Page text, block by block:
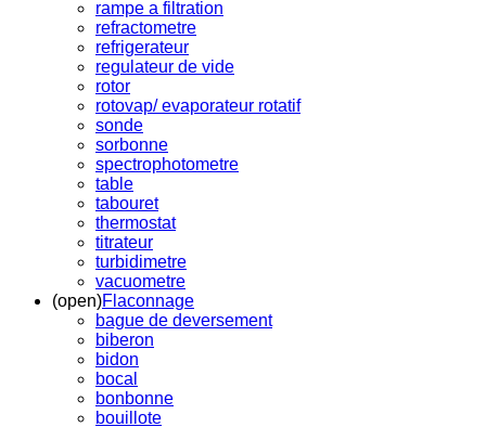
rampe a filtration
refractometre
refrigerateur
regulateur de vide
rotor
rotovap/ evaporateur rotatif
sonde
sorbonne
spectrophotometre
table
tabouret
thermostat
titrateur
turbidimetre
vacuometre
(open)Flaconnage
bague de deversement
biberon
bidon
bocal
bonbonne
bouillote